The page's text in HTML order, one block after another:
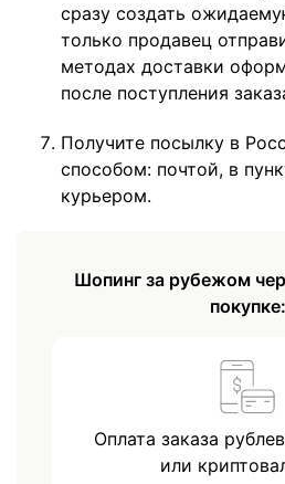
сразу создать
только продавец
методах доставки
после поступления
Получите посылку в
способом: почтой, в
курьером.
Шопинг за рубежом
покупке:
Оплата заказа
или